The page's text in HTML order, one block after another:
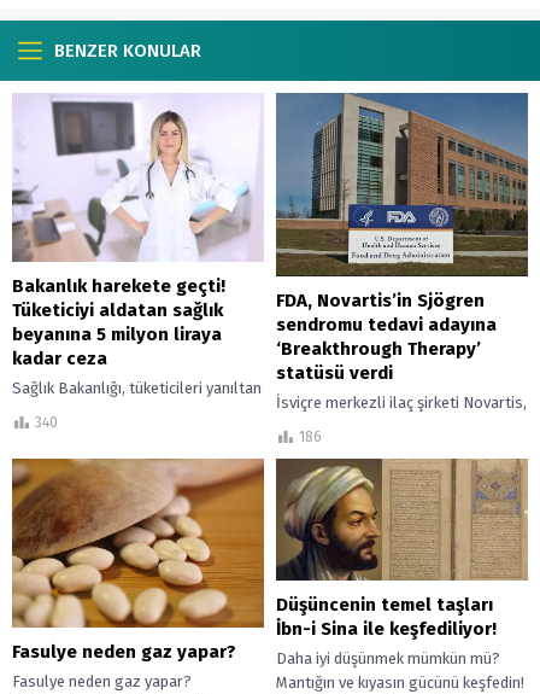
BENZER KONULAR
Bakanlık harekete geçti!
Tüketiciyi aldatan sağlık
beyanına 5 milyon liraya
kadar ceza
Sağlık Bakanlığı, tüketicileri yanıltan
artırdı.
340
FDA, Novartis’in Sjögren
sendromu tedavi adayına
‘Breakthrough Therapy’
statüsü verdi
İsviçre merkezli ilaç şirketi Novartis,
Sjögren sendromu için geliştirdiği
Gıda ve İlaç Dairesi tarafından
“Breakthrough...
186
Fasulye neden gaz yapar?
Fasulye neden gaz yapar?
Düşüncenin temel taşları
İbn-i Sina ile keşfediliyor!
Daha iyi düşünmek mümkün mü?
Mantığın ve kıyasın gücünü keşfedin!